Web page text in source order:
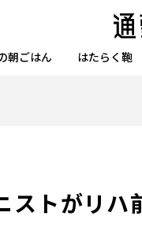
朝ごはん
はたらく鞄
ストがリ